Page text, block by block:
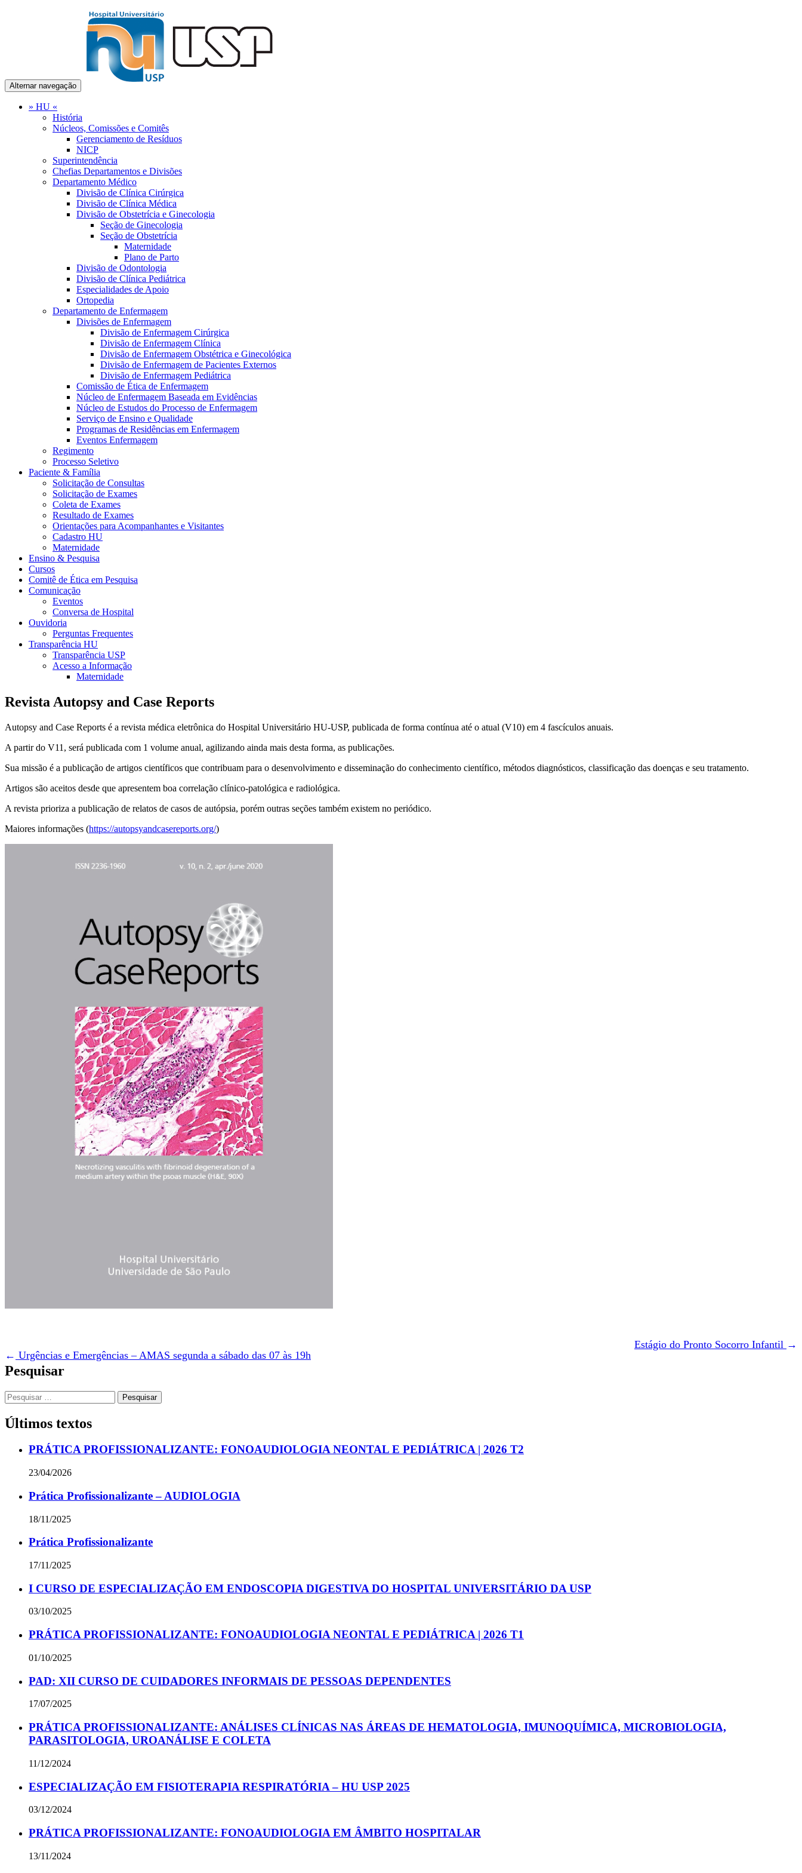
Alternar navegação
» HU «
História
Núcleos, Comissões e Comitês
Gerenciamento de Resíduos
NICP
Superintendência
Chefias Departamentos e Divisões
Departamento Médico
Divisão de Clínica Cirúrgica
Divisão de Clínica Médica
Divisão de Obstetrícia e Ginecologia
Seção de Ginecologia
Seção de Obstetrícia
Maternidade
Plano de Parto
Divisão de Odontologia
Divisão de Clínica Pediátrica
Especialidades de Apoio
Ortopedia
Departamento de Enfermagem
Divisões de Enfermagem
Divisão de Enfermagem Cirúrgica
Divisão de Enfermagem Clínica
Divisão de Enfermagem Obstétrica e Ginecológica
Divisão de Enfermagem de Pacientes Externos
Divisão de Enfermagem Pediátrica
Comissão de Ética de Enfermagem
Núcleo de Enfermagem Baseada em Evidências
Núcleo de Estudos do Processo de Enfermagem
Serviço de Ensino e Qualidade
Programas de Residências em Enfermagem
Eventos Enfermagem
Regimento
Processo Seletivo
Paciente & Família
Solicitação de Consultas
Solicitação de Exames
Coleta de Exames
Resultado de Exames
Orientações para Acompanhantes e Visitantes
Cadastro HU
Maternidade
Ensino & Pesquisa
Cursos
Comitê de Ética em Pesquisa
Comunicação
Eventos
Conversa de Hospital
Ouvidoria
Perguntas Frequentes
Transparência HU
Transparência USP
Acesso a Informação
Maternidade
Revista Autopsy and Case Reports
Autopsy and Case Reports é a revista médica eletrônica do Hospital Universitário HU-USP, publicada de forma contínua até o atual (V10) em 4 fascículos anuais.
A partir do V11, será publicada com 1 volume anual, agilizando ainda mais desta forma, as publicações.
Sua missão é a publicação de artigos científicos que contribuam para o desenvolvimento e disseminação do conhecimento científico, métodos diagnósticos, classificação das doenças e seu tratamento.
Artigos são aceitos desde que apresentem boa correlação clínico-patológica e radiológica.
A revista prioriza a publicação de relatos de casos de autópsia, porém outras seções também existem no periódico.
Maiores informações (https://autopsyandcasereports.org/)
← Urgências e Emergências – AMAS segunda a sábado das 07 às 19h
Estágio do Pronto Socorro Infantil →
Pesquisar
Últimos textos
PRÁTICA PROFISSIONALIZANTE: FONOAUDIOLOGIA NEONTAL E PEDIÁTRICA | 2026 T2
23/04/2026
Prática Profissionalizante – AUDIOLOGIA
18/11/2025
Prática Profissionalizante
17/11/2025
I CURSO DE ESPECIALIZAÇÃO EM ENDOSCOPIA DIGESTIVA DO HOSPITAL UNIVERSITÁRIO DA USP
03/10/2025
PRÁTICA PROFISSIONALIZANTE: FONOAUDIOLOGIA NEONTAL E PEDIÁTRICA | 2026 T1
01/10/2025
PAD: XII CURSO DE CUIDADORES INFORMAIS DE PESSOAS DEPENDENTES
17/07/2025
PRÁTICA PROFISSIONALIZANTE: ANÁLISES CLÍNICAS NAS ÁREAS DE HEMATOLOGIA, IMUNOQUÍMICA, MICROBIOLOGIA,
PARASITOLOGIA, UROANÁLISE E COLETA
11/12/2024
ESPECIALIZAÇÃO EM FISIOTERAPIA RESPIRATÓRIA – HU USP 2025
03/12/2024
PRÁTICA PROFISSIONALIZANTE: FONOAUDIOLOGIA EM ÂMBITO HOSPITALAR
13/11/2024